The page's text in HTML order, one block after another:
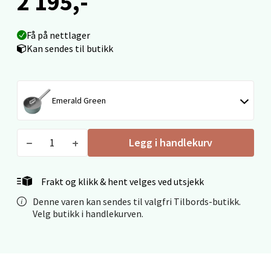
Få på nettlager
Kan sendes til butikk
Emerald Green
Legg i handlekurv
Frakt og klikk & hent velges ved utsjekk
Denne varen kan sendes til valgfri Tilbords-butikk.
Velg butikk i handlekurven.
Ålesund - Thon Senter Moa
0 i butikk
Velg
Molde - Moldetorget
Torget 1, 6413 Molde